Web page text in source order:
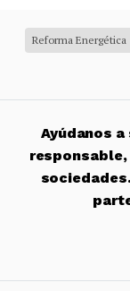
Reforma Energética
Ayúdanos